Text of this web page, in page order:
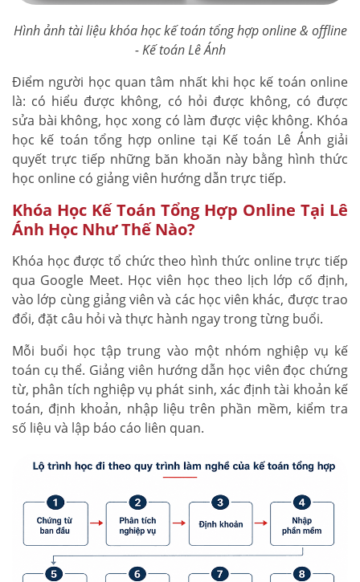
Hình ảnh tài liệu khóa học kế toán tổng hợp online & offline
- Kế toán Lê Ánh
Điểm người học quan tâm nhất khi học kế toán online
là: có hiểu được không, có hỏi được không, có được
sửa bài không, học xong có làm được việc không. Khóa
học kế toán tổng hợp online tại Kế toán Lê Ánh giải
quyết trực tiếp những băn khoăn này bằng hình thức
học online có giảng viên hướng dẫn trực tiếp.
Khóa Học Kế Toán Tổng Hợp Online Tại Lê
Ánh Học Như Thế Nào?
Khóa học được tổ chức theo hình thức online trực tiếp
qua Google Meet. Học viên học theo lịch lớp cố định,
vào lớp cùng giảng viên và các học viên khác, được trao
đổi, đặt câu hỏi và thực hành ngay trong từng buổi.
Mỗi buổi học tập trung vào một nhóm nghiệp vụ kế
toán cụ thể. Giảng viên hướng dẫn học viên đọc chứng
từ, phân tích nghiệp vụ phát sinh, xác định tài khoản kế
toán, định khoản, nhập liệu trên phần mềm, kiểm tra
số liệu và lập báo cáo liên quan.